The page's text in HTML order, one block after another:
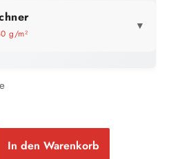
g/m²
▼
1 Anstrich
bis ca.89 m²
2 Anstriche
In den Warenkorb